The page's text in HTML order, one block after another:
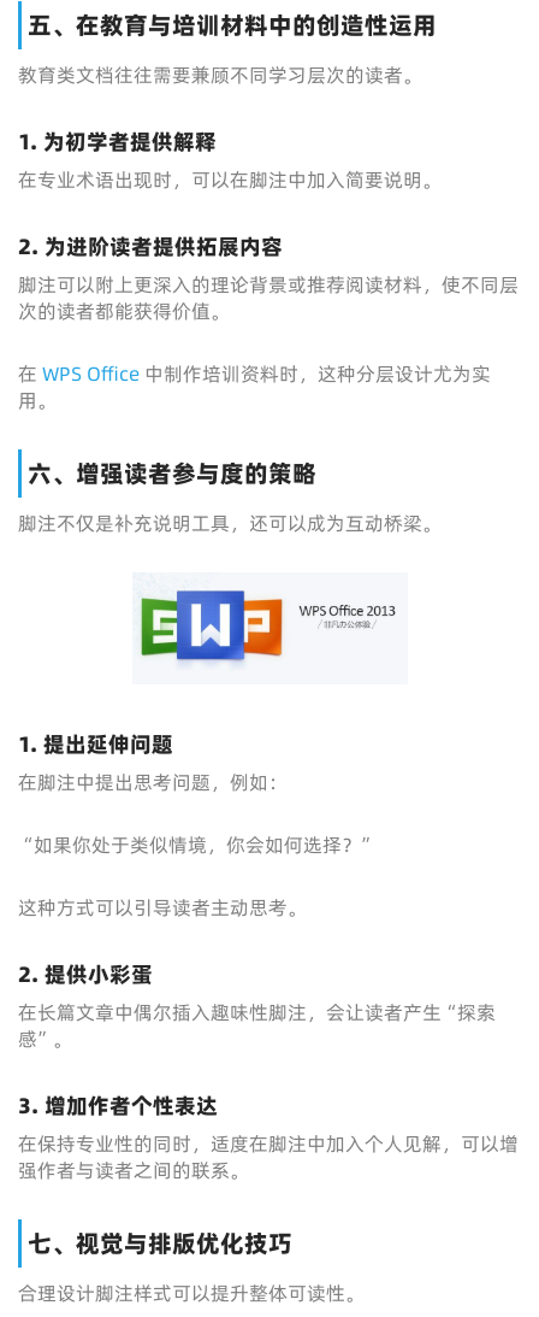
五、在教育与培训材料中的创造性运用
教育类文档往往需要兼顾不同学习层次的读者。
1. 为初学者提供解释
在专业术语出现时，可以在脚注中加入简要说明。
2. 为进阶读者提供拓展内容
脚注可以附上更深入的理论背景或推荐阅读材料，使不同层
次的读者都能获得价值。
在 WPS Office 中制作培训资料时，这种分层设计尤为实
用。
六、增强读者参与度的策略
脚注不仅是补充说明工具，还可以成为互动桥梁。
1. 提出延伸问题
在脚注中提出思考问题，例如：
“如果你处于类似情境，你会如何选择？”
这种方式可以引导读者主动思考。
2. 提供小彩蛋
在长篇文章中偶尔插入趣味性脚注，会让读者产生“探索
感”。
3. 增加作者个性表达
在保持专业性的同时，适度在脚注中加入个人见解，可以增
强作者与读者之间的联系。
七、视觉与排版优化技巧
合理设计脚注样式可以提升整体可读性。